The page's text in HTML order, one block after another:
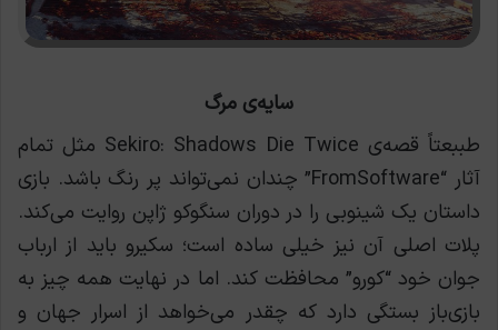
سایه‌ی مرگ
طببعتاً قصه‌ی Sekiro: Shadows Die Twice مثل تمام
آثار “FromSoftware” چندان نمی‌تواند پر رنگ باشد. بازی
داستان یک شینوبی را در دوران سنگوکو ژاپن روایت می‌کند.
پلات اصلی آن نیز خیلی ساده است؛ سکیرو باید از ارباب
جوان خود “کورو” محافظت کند. اما در نهایت همه چیز به
بازی‌باز بستگی دارد که چقدر می‌خواهد از اسرار جهان و